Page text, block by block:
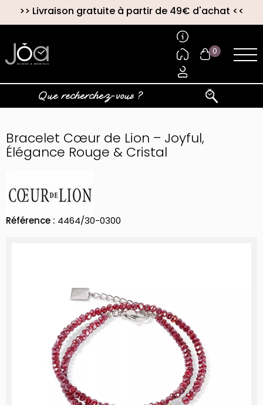
>> Livraison gratuite à partir de 49€ d'achat <<
0
Bracelet Cœur de Lion – Joyful,
Élégance Rouge & Cristal
Référence : 4464/30-0300